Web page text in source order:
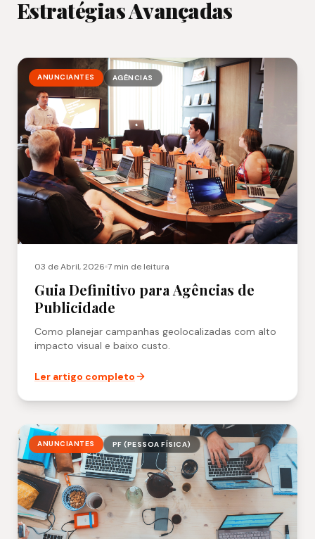
Estratégias Avançadas
ANUNCIANTES AGÊNCIAS
03 de Abril, 2026 7 min de leitura
Guia Definitivo para Agências de
Publicidade
Como planejar campanhas geolocalizadas com alto
impacto visual e baixo custo.
Ler artigo completo
ANUNCIANTES PF (PESSOA FÍSICA)